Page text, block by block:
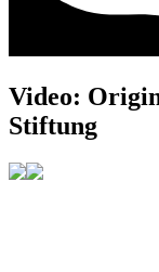
Video:
Stiftung